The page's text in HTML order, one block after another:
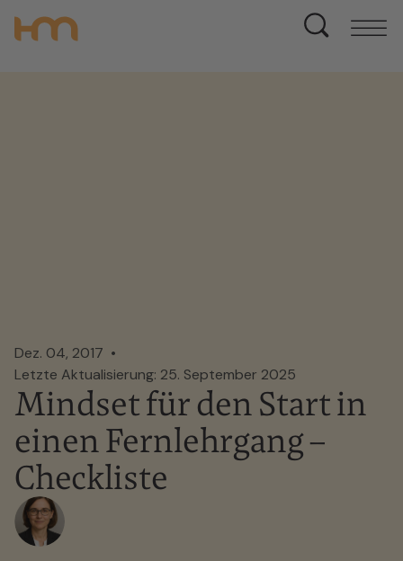
Dez. 04, 2017
Letzte Aktualisierung: 25. September 2025
Mindset für den Start in
einen Fernlehrgang –
Checkliste